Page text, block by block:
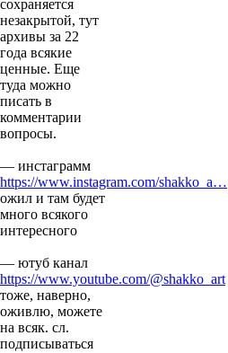
сохраняется
незакрытой, тут
архивы за 22
года всякие
ценные. Еще
туда можно
писать в
комментарии
вопросы.
— инстаграмм
https://www.instagram.com/shakko_a…
ожил и там будет
много всякого
интересного
— ютуб канал
https://www.youtube.com/@shakko_art
тоже, наверно,
оживлю, можете
на всяк. сл.
подписываться